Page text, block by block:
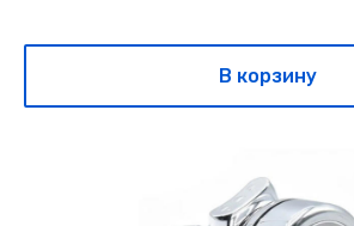
В корзину